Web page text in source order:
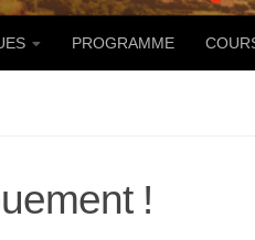
PROGRAMME
!